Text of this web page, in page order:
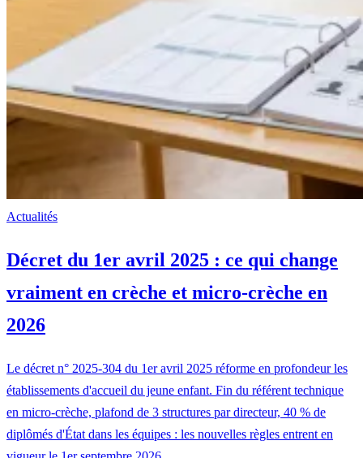
Actualités
Décret du 1er avril 2025 : ce qui change
vraiment en crèche et micro-crèche en
2026
Le décret n° 2025-304 du 1er avril 2025 réforme en profondeur les
établissements d'accueil du jeune enfant. Fin du référent technique
en micro-crèche, plafond de 3 structures par directeur, 40 % de
diplômés d'État dans les équipes : les nouvelles règles entrent en